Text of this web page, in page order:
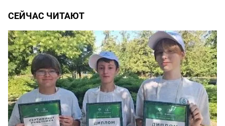
СЕЙЧАС ЧИТАЮТ